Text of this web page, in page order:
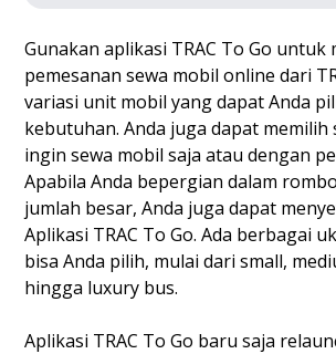
Gunakan aplikasi TRAC To Go untuk
pemesanan sewa mobil online dari
variasi unit mobil yang dapat Anda
kebutuhan. Anda juga dapat memilih
ingin sewa mobil saja atau dengan
Apabila Anda bepergian dalam
jumlah besar, Anda juga dapat
Aplikasi TRAC To Go. Ada berbagai
bisa Anda pilih, mulai dari small,
hingga luxury bus.
Aplikasi TRAC To Go baru saja